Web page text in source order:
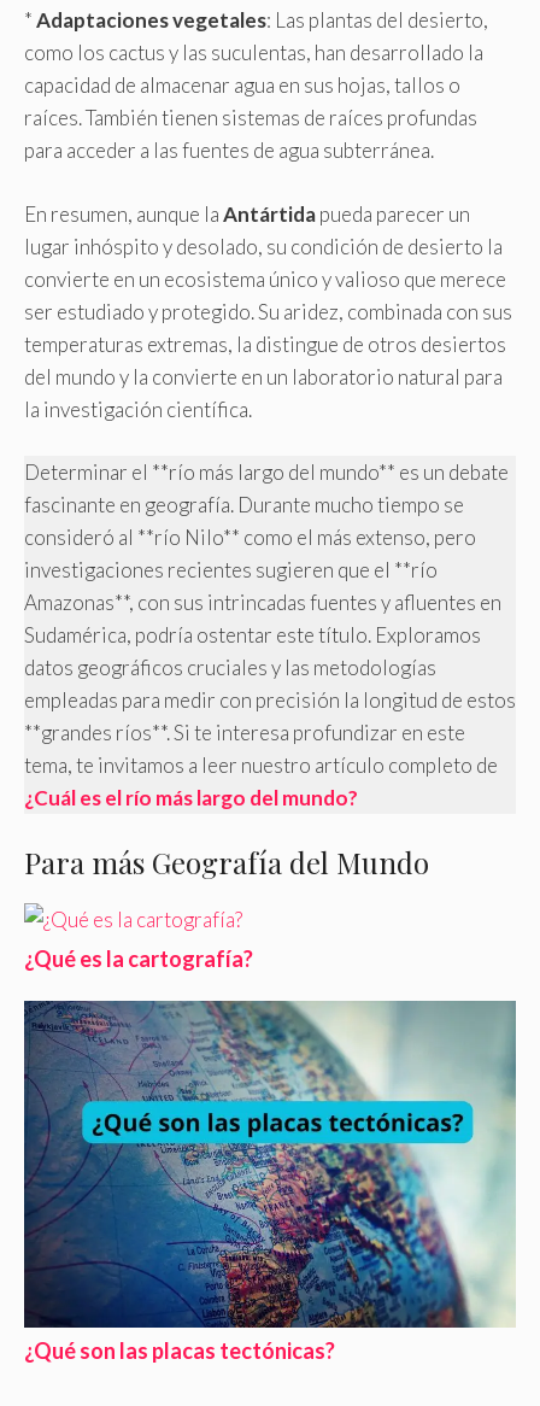
*Adaptaciones vegetales: Las plantas del desierto,
como los cactus y las suculentas, han desarrollado la
capacidad de almacenar agua en sus hojas, tallos o
raíces. También tienen sistemas de raíces profundas
para acceder a las fuentes de agua subterránea.
En resumen, aunque laAntártidapueda parecer un
lugar inhóspito y desolado, su condición de desierto la
convierte en un ecosistema único y valioso que merece
ser estudiado y protegido. Su aridez, combinada con sus
temperaturas extremas, la distingue de otros desiertos
del mundo y la convierte en un laboratorio natural para
la investigación científica.
Determinar el **río más largo del mundo** es un debate
fascinante en geografía. Durante mucho tiempo se
consideró al **río Nilo** como el más extenso, pero
investigaciones recientes sugieren que el **río
Amazonas**, con sus intrincadas fuentes y afluentes en
Sudamérica, podría ostentar este título. Exploramos
datos geográficos cruciales y las metodologías
empleadas para medir con precisión la longitud de estos
**grandes ríos**. Si te interesa profundizar en este
tema, te invitamos a leer nuestro artículo completo de
¿Cuál es el río más largo del mundo?
Para más Geografía del Mundo
¿Qué es la cartografía?
¿Qué son las placas tectónicas?